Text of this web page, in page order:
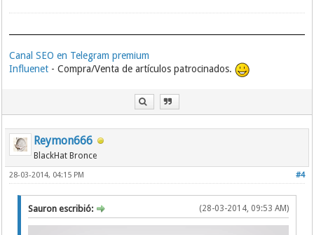
Canal SEO en Telegram premium
Influenet - Compra/Venta de artículos patrocinados.
Reymon666
BlackHat Bronce
#4
28-03-2014, 04:15 PM
(28-03-2014, 09:53 AM)
Sauron escribió: